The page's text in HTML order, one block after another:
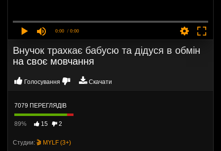
0:00 / 0:00
Внучок трахкає бабусю та дідуся в обмін
на своє мовчання
Голосування Скачати
7079 ПЕРЕГЛЯДІВ
89% 15 2
Студии: 🎬 MYLF (3+)